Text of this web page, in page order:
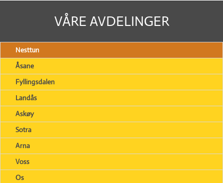
VÅRE AVDELINGER
Nesttun
Åsane
Fyllingsdalen
Landås
Askøy
Sotra
Arna
Voss
Os